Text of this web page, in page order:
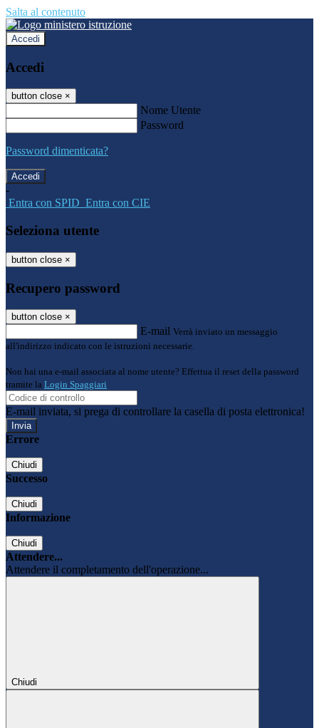
Salta al contenuto
Accedi
Accedi
button close ×
Nome Utente
Password
Password dimenticata?
-
Entra con SPID Entra con CIE
Seleziona utente
button close ×
Recupero password
button close ×
E-mail Verrà inviato un messaggio
all'indirizzo indicato con le istruzioni necessarie.
Non hai una e-mail associata al nome utente? Effettua il reset della password
tramite la Login Spaggiari
E-mail inviata, si prega di controllare la casella di posta elettronica!
Errore
Chiudi
Successo
Chiudi
Informazione
Chiudi
Attendere...
Attendere il completamento dell'operazione...
Chiudi